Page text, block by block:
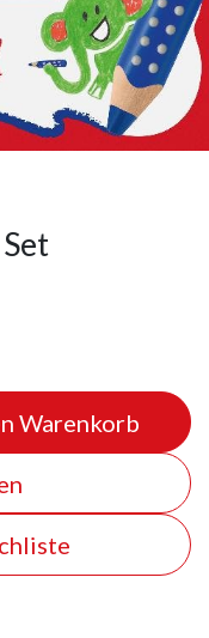
Warenkorb